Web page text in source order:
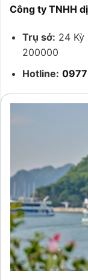
Công ty TNHH
Trụ sở: 24 Kỳ
200000
Hotline: 0977